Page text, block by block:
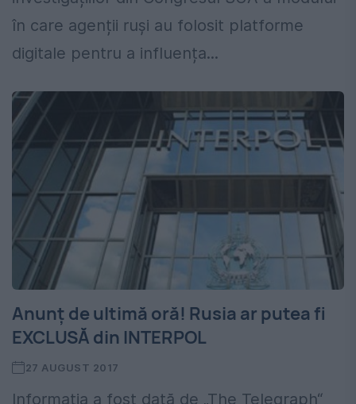
în care agenții ruși au folosit platforme
digitale pentru a influența...
Anunţ de ultimă oră! Rusia ar putea fi
EXCLUSĂ din INTERPOL
27 AUGUST 2017
Informaţia a fost dată de „The Telegraph“